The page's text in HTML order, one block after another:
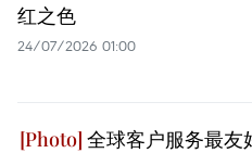
红之色
24/07/2026 01:00
全球客户服务最友